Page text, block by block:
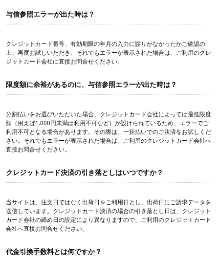
与信参照エラーが出た時は？
クレジットカード番号、有効期限の年月の入力に誤りがなかったかご確認の
上、再度お試しいただき、それでもエラーが表示された場合は、ご利用のクレ
ジットカード会社に直接お問合せください。
限度額に余裕があるのに、与信参照エラーが出た時は？
分割払いをお選びいただいた場合、クレジットカード会社によっては最低限度
額（例えば1,000円未満は利用不可など）が設けられているため、エラーでご
利用不可となる場合があります。その際は、一括払いでのご決済をお試しくだ
さい。それでもエラーが表示された場合は、ご利用のクレジットカード会社へ
直接お問合せください。
クレジットカード決済の引き落としはいつですか？
当サイトは、注文日ではなく出荷日をご利用日とし、出荷日にご請求データを
送信しています。クレジットカード決済の場合の引き落とし日は、クレジット
カード会社の締め日の設定により異なりますので、ご利用のクレジットカード
会社へ直接お問合せください。
代金引換手数料とは何ですか？